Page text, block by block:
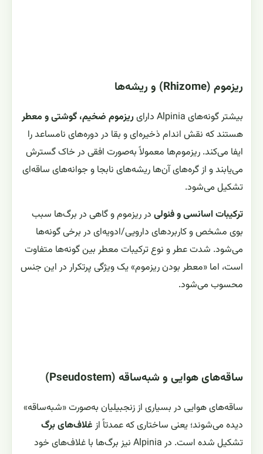
ریزموم (Rhizome) و ریشه‌ها
بیشتر گونه‌های Alpinia دارای
ریزموم ضخیم، گوشتی و معطر
هستند که نقش اندام ذخیره‌ای و بقا در دوره‌های نامساعد را
ایفا می‌کند. ریزموم‌ها معمولاً به‌صورت افقی در خاک گسترش
می‌یابند و از گره‌های آن‌ها ریشه‌های نابجا و جوانه‌های ساقه‌ای
تشکیل می‌شود.
ترکیبات اسانسی و فنولیدر ریزموم و گاهی در برگ‌ها سبب
بوی مشخص و کاربردهای دارویی/ادویه‌ای در برخی گونه‌ها
می‌شود. شدت عطر و نوع ترکیبات معطر بین گونه‌ها متفاوت
است، اما «معطر بودن ریزموم» یک ویژگی پرتکرار در این جنس
محسوب می‌شود.
ساقه‌های هوایی و شبه‌ساقه (Pseudostem)
ساقه‌های هوایی در بسیاری از زنجبیلیان به‌صورت «شبه‌ساقه»
دیده می‌شوند؛ یعنی ساختاری که عمدتاً از غلاف‌های برگ
تشکیل شده است. در Alpinia نیز برگ‌ها با غلاف‌های خود